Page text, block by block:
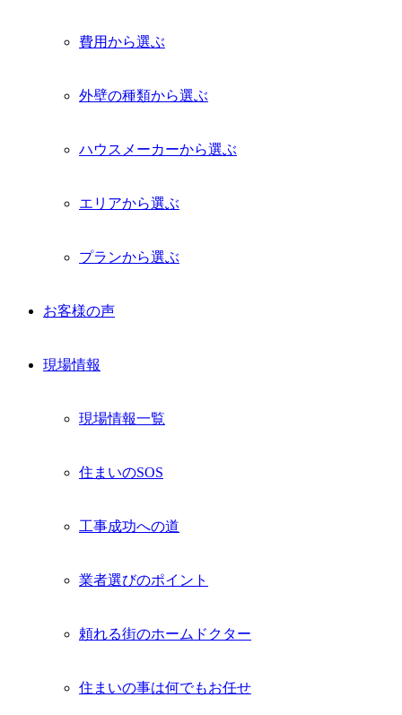
費用から選ぶ
外壁の種類から選ぶ
ハウスメーカーから選ぶ
エリアから選ぶ
プランから選ぶ
お客様の声
現場情報
現場情報一覧
住まいのSOS
工事成功への道
業者選びのポイント
頼れる街のホームドクター
住まいの事は何でもお任せ